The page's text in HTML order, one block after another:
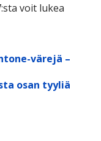
voit lukea
värejä –
osan tyyliä